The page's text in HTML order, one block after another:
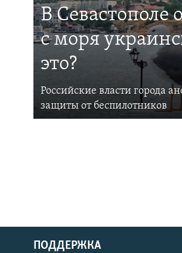
В Севастополе
с моря
это?
Российские власти города
защиты от беспилотников
ПОДДЕРЖКА